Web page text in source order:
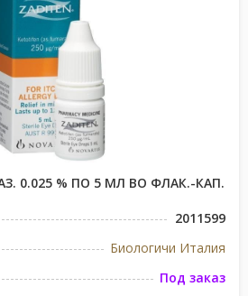
0.025 % ПО 5 МЛ ВО ФЛАК.-КАП.
2011599
Биологичи Италия
Под заказ